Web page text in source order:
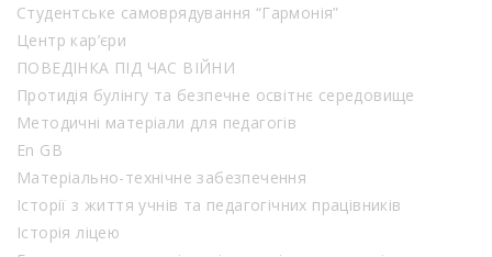
Студентське самоврядування “Гармонія”
Центр кар’єри
ПОВЕДІНКА ПІД ЧАС ВІЙНИ
Протидія булінгу та безпечне освітнє середовище
Методичні матеріали для педагогів
En GB
Матеріально-технічне забезпечення
Історії з життя учнів та педагогічних працівників
Історія ліцею